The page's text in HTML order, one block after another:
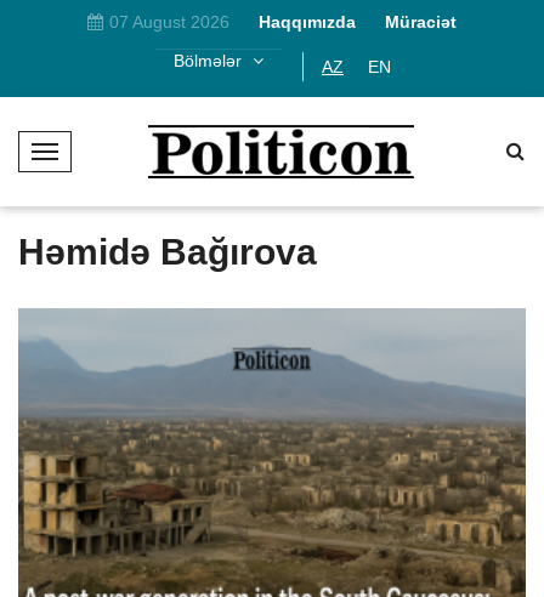
07 August 2026 Haqqımızda
Müraciət
Bölmələr
AZ EN
T
g
g
a
t
i
o
Həmidə Bağırova